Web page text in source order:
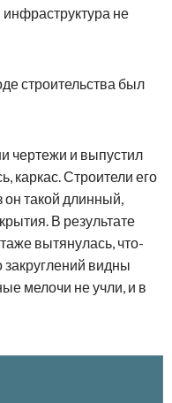
не
строительства был
чертежи и выпустил
каркас. Строители его
такой длинный,
В результате
вытянулась, что-
закруглений видны
мелочи не учли, и в